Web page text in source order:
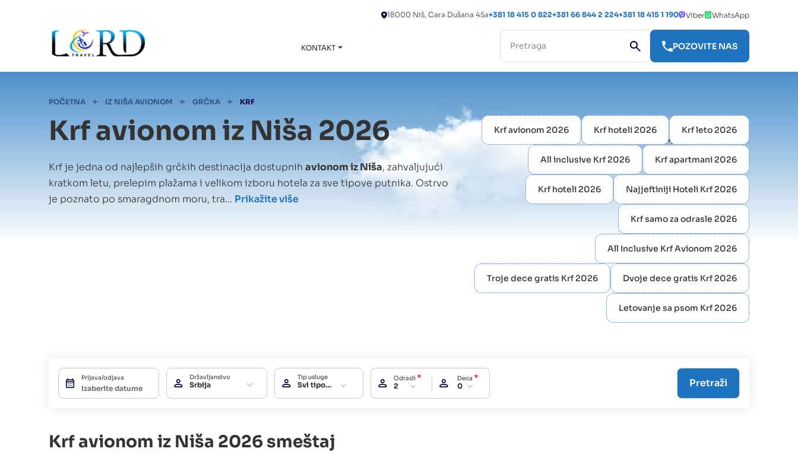
18000 Niš, Cara Dušana 45a+381 18 415 0 822+381 66 844 2 224+381 18 415 1 190 Viber WhatsApp
KONTAKT POZOVITE NAS
Mrvice
POČETNA IZ NIŠA AVIONOM GRČKA KRF
Krf avionom iz Niša 2026
Krf je jedna od najlepših grčkih destinacija dostupnih avionom iz Niša, zahvaljujući
kratkom letu, prelepim plažama i velikom izboru hotela za sve tipove putnika. Ostrvo
je poznato po smaragdnom moru, tra... Prikažite više
Krf leto 2026
Krf hoteli 2026
Krf avionom 2026
Krf apartmani 2026
All inclusive Krf 2026
Najjeftiniji Hoteli Krf 2026
Krf hoteli 2026
Krf samo za odrasle 2026
All Inclusive Krf Avionom 2026
Dvoje dece gratis Krf 2026
Troje dece gratis Krf 2026
Letovanje sa psom Krf 2026
Prijava/odjava Državljanstvo
Srbija
Tip usluge
Svi tipovi usluga
Odrasli
2
Deca
0
Krf avionom iz Niša 2026 smeštaj